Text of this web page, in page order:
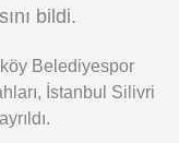
bildi.
Belediyespor
İstanbul Silivri